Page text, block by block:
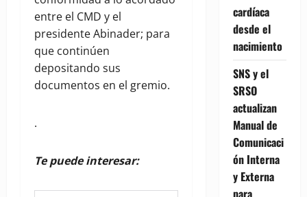
entre el CMD y el
presidente Abinader; para
que continúen
depositando sus
documentos en el gremio.
.
Te puede interesar:
cardíaca
desde el
nacimiento
SNS y el
SRSO
actualizan
Manual de
Comunicaci
ón Interna
y Externa
para